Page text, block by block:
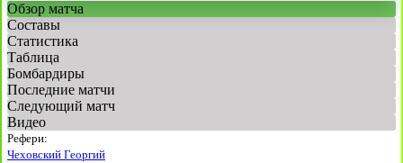
Обзор матча
Составы
Статистика
Таблица
Бомбардиры
Последние матчи
Следующий матч
Видео
Рефери:
Чеховский Георгий